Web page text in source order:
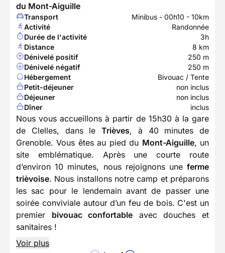
du Mont-Aiguille
Transport
Minibus - 00h10 - 10km
Activité
Randonnée
Durée de l'activité
3h
Distance
8 km
Dénivelé positif
250 m
Dénivelé négatif
250 m
Hébergement
Bivouac / Tente
Petit-déjeuner
non inclus
Déjeuner
non inclus
Dîner
inclus
Nous vous accueillons à partir de 15h30 à la gare
de Clelles, dans le Trièves, à 40 minutes de
Grenoble. Vous êtes au pied du Mont-Aiguille, un
site emblématique. Après une courte route
d’environ 10 minutes, nous rejoignons une ferme
trièvoise. Nous installons notre camp et préparons
les sac pour le lendemain avant de passer une
soirée conviviale autour d’un feu de bois. C'est un
premier bivouac confortable avec douches et
sanitaires !
Voir plus